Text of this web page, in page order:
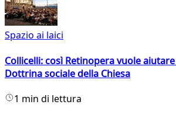
Spazio ai laici
Collicelli: così Retinopera vuole
Dottrina sociale della Chiesa
1 min di lettura